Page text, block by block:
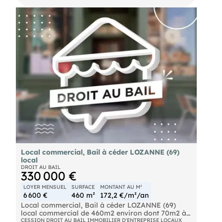
potentiel commercial Dossier complet et
informations complémentaires sur demande.
Local commercial, Bail à céder LOZANNE (69)
local
DROIT AU BAIL
330 000 €
LOYER MENSUEL
6 600 €
SURFACE
460 m²
MONTANT AU M²
172,2 €/m²/an
Local commercial, Bail à céder LOZANNE (69)
local commercial de 460m2 environ dont 70m2 à
CESSION DROIT AU BAIL IMMOBILIER D'ENTREPRISE LOCAUX